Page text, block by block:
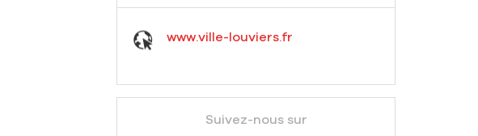
www.ville-louviers.fr
Suivez-nous sur